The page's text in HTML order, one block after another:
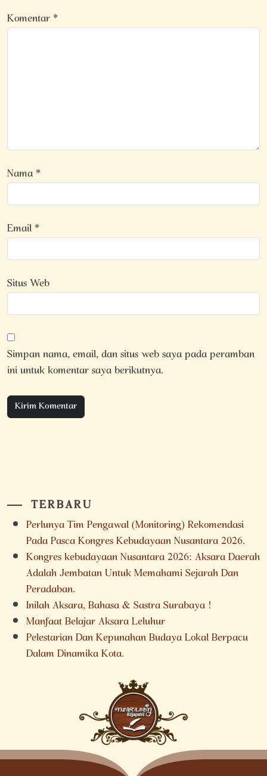
Komentar*
Nama*
Email*
Situs Web
Simpan nama, email, dan situs web saya pada peramban
ini untuk komentar saya berikutnya.
TERBARU
Perlunya Tim Pengawal (Monitoring) Rekomendasi
Pada Pasca Kongres Kebudayaan Nusantara 2026.
Kongres kebudayaan Nusantara 2026: Aksara Daerah
Adalah Jembatan Untuk Memahami Sejarah Dan
Peradaban.
Inilah Aksara, Bahasa & Sastra Surabaya !
Manfaat Belajar Aksara Leluhur
Pelestarian Dan Kepunahan Budaya Lokal Berpacu
Dalam Dinamika Kota.